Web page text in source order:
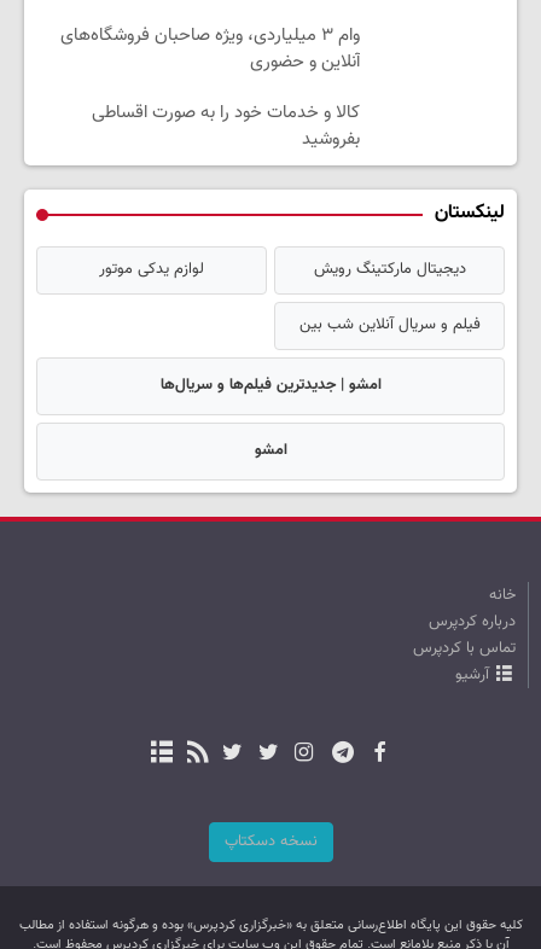
وام ۳ میلیاردی، ویژه صاحبان فروشگاه‌های
آنلاین و حضوری
کالا و خدمات خود را به صورت اقساطی
بفروشید
لینکستان
دیجیتال مارکتینگ رویش لوازم یدکی موتور
فیلم و سریال آنلاین شب بین
امشو | جدیدترین فیلم‌ها و سریال‌ها
امشو
خانه
درباره کردپرس
تماس با کردپرس
آرشیو
نسخه دسکتاپ
کليه حقوق اين پایگاه اطلاع‌رسانی متعلق به «خبرگزاری کردپرس» بوده و هرگونه استفاده از مطالب
آن با ذکر منبع بلامانع است. تمام حقوق این وب سایت برای خبرگزاری کردپرس محفوظ است.